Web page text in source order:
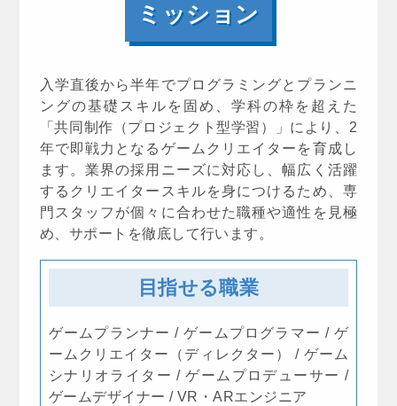
ミッション
入学直後から半年でプログラミングとプランニ
ングの基礎スキルを固め、学科の枠を超えた
「共同制作（プロジェクト型学習）」により、2
年で即戦力となるゲームクリエイターを育成し
ます。業界の採用ニーズに対応し、幅広く活躍
するクリエイタースキルを身につけるため、専
門スタッフが個々に合わせた職種や適性を見極
め、サポートを徹底して行います。
目指せる職業
ゲームプランナー / ゲームプログラマー / ゲ
ームクリエイター（ディレクター） / ゲーム
シナリオライター / ゲームプロデューサー /
ゲームデザイナー / VR・ARエンジニア